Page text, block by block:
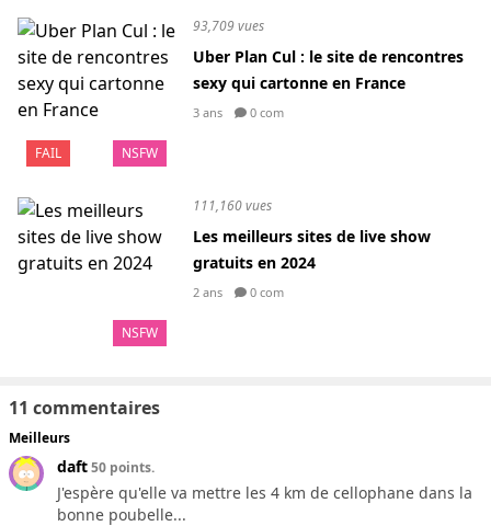
FAIL NSFW
93,709 vues
Uber Plan Cul : le site de rencontres
sexy qui cartonne en France
3 ans 0 com
NSFW
111,160 vues
Les meilleurs sites de live show
gratuits en 2024
2 ans 0 com
11 commentaires
Meilleurs
daft50 points.
J'espère qu'elle va mettre les 4 km de cellophane dans la
bonne poubelle...